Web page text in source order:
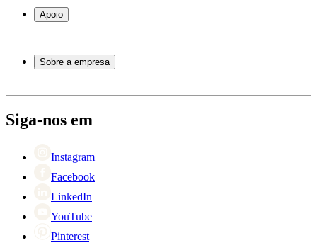
Garrafeiras
Móveis para vinho
Apoio
Atendimento
Pagamento
Retorno
Sobre a empresa
Black Friday
Singles Day
Siga-nos em
Instagram
Facebook
LinkedIn
YouTube
Pinterest